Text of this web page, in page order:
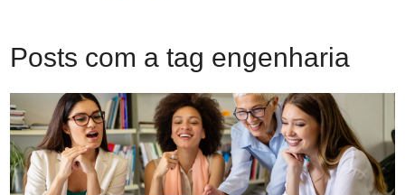
Posts com a tag engenharia